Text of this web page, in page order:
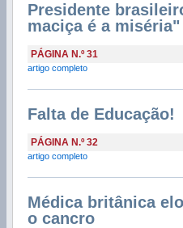
Presidente
maciça é a miséria"
PÁGINA N.º 31
artigo completo
Falta de Educação!
PÁGINA N.º 32
artigo completo
Médica britânica
o cancro